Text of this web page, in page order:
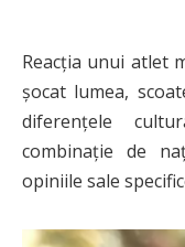
Reacția unui atlet
șocat lumea,
diferențele
combinație de
opiniile sale